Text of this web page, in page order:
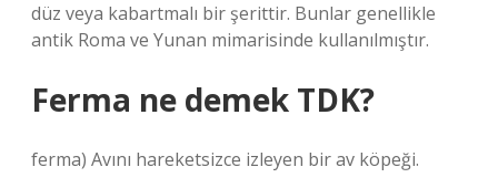
düz veya kabartmalı bir şerittir. Bunlar genellikle
antik Roma ve Yunan mimarisinde kullanılmıştır.
Ferma ne demek TDK?
ferma) Avını hareketsizce izleyen bir av köpeği.